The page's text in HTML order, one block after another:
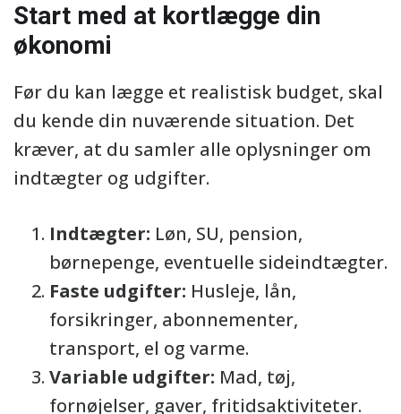
Start med at kortlægge din
økonomi
Før du kan lægge et realistisk budget, skal
du kende din nuværende situation. Det
kræver, at du samler alle oplysninger om
indtægter og udgifter.
Indtægter: Løn, SU, pension,
børnepenge, eventuelle sideindtægter.
Faste udgifter: Husleje, lån,
forsikringer, abonnementer,
transport, el og varme.
Variable udgifter: Mad, tøj,
fornøjelser, gaver, fritidsaktiviteter.